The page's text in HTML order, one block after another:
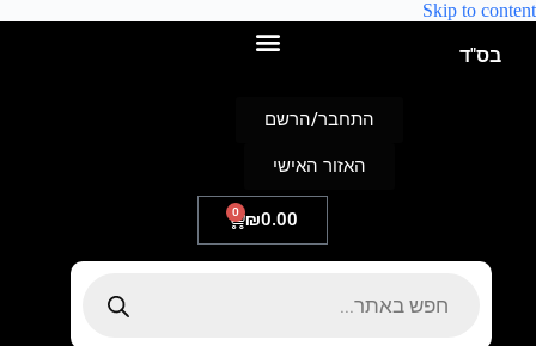
Skip to content
בס"ד
₪0.00
0
התחבר/הרשם
האזור האישי